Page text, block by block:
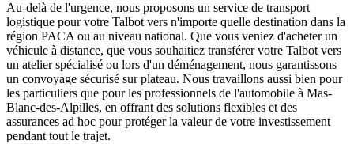
Au-delà de l'urgence, nous proposons un service de transport
logistique pour votre Talbot vers n'importe quelle destination dans la
région PACA ou au niveau national. Que vous veniez d'acheter un
véhicule à distance, que vous souhaitiez transférer votre Talbot vers
un atelier spécialisé ou lors d'un déménagement, nous garantissons
un convoyage sécurisé sur plateau. Nous travaillons aussi bien pour
les particuliers que pour les professionnels de l'automobile à Mas-
Blanc-des-Alpilles, en offrant des solutions flexibles et des
assurances ad hoc pour protéger la valeur de votre investissement
pendant tout le trajet.